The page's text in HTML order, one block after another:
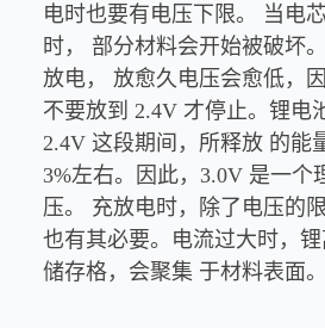
电时也要有电压下限。 当电
时， 部分材料会开始被破坏
放电， 放愈久电压会愈低，
不要放到 2.4V 才停止。锂电
2.4V 这段期间，所释放 的能
3%左右。因此，3.0V 是一个
压。 充放电时，除了电压的
也有其必要。电流过大时，
储存格，会聚集 于材料表面。